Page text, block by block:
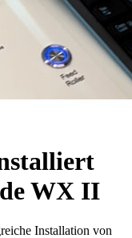
WX II
Installation von